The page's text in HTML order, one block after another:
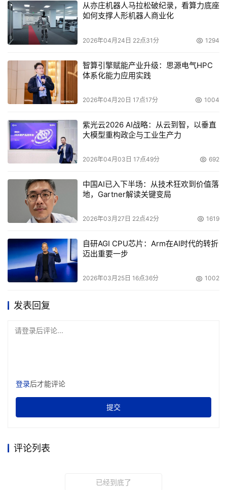
从亦庄机器人马拉松破纪录，看算力底座
如何支撑人形机器人商业化
2026年04月24日 22点31分 1294
智算引擎赋能产业升级：思源电气HPC
体系化能力应用实践
2026年04月20日 17点17分 1004
紫光云2026 AI战略：从云到智，以垂直
大模型重构政企与工业生产力
2026年04月03日 17点49分 692
中国AI已入下半场：从技术狂欢到价值落
地，Gartner解读关键变局
2026年03月27日 22点42分 1619
自研AGI CPU芯片：Arm在AI时代的转折
迈出重要一步
2026年03月25日 16点36分 1002
发表回复
请登录后评论...
登录后才能评论
提交
评论列表
已经到底了